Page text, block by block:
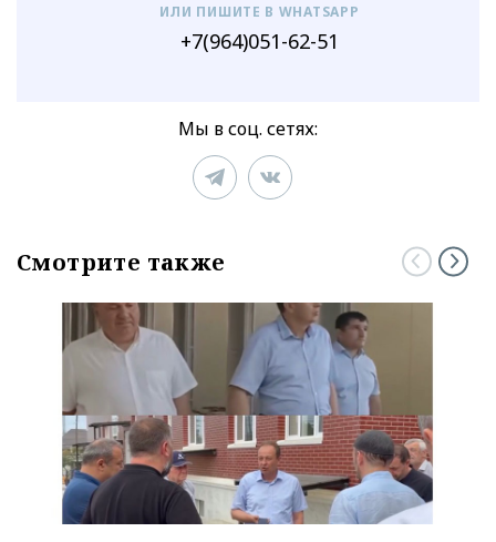
ИЛИ ПИШИТЕ В WHATSAPP
+7(964)051-62-51
Мы в соц. сетях:
Смотрите также